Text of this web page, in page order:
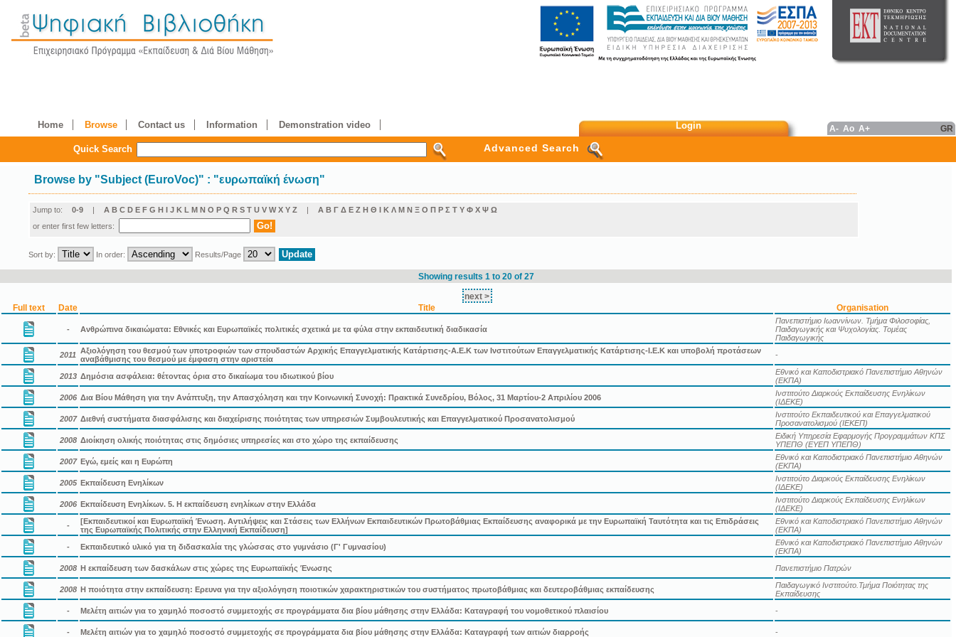
Home Browse Contact us Information Demonstration video Login A- Ao A+ GR
Quick Search Advanced Search
Browse by "Subject (EuroVoc)" : "ευρωπαϊκή ένωση"
Jump to: 0-9 | A B C D E F G H I J K L M N O P Q R S T U V W X Y Z | Α Β Γ Δ Ε Ζ Η Θ Ι Κ Λ Μ Ν Ξ Ο Π Ρ Σ Τ Υ Φ Χ Ψ Ω
or enter first few letters:
Sort by: In order: Results/Page
Showing results 1 to 20 of 27
next >
Full text
Date Title Organisation
- Ανθρώπινα δικαιώματα: Εθνικές και Ευρωπαϊκές πολιτικές σχετικά με τα φύλα στην εκπαιδευτική διαδικασία
Πανεπιστήμιο Ιωαννίνων. Τμήμα Φιλοσοφίας,
Παιδαγωγικής και Ψυχολογίας. Τομέας
Παιδαγωγικής
2011 Αξιολόγηση του θεσμού των υποτροφιών των σπουδαστών Αρχικής Επαγγελματικής Κατάρτισης-Α.Ε.Κ των Ινστιτούτων Επαγγελματικής Κατάρτισης-Ι.Ε.Κ και υποβολή προτάσεων
αναβάθμισης του θεσμού με έμφαση στην αριστεία
-
2013 Δημόσια ασφάλεια: θέτοντας όρια στο δικαίωμα του ιδιωτικού βίου
Εθνικό και Καποδιστριακό Πανεπιστήμιο Αθηνών
(ΕΚΠΑ)
2006 Δια Βίου Μάθηση για την Ανάπτυξη, την Απασχόληση και την Κοινωνική Συνοχή: Πρακτικά Συνεδρίου, Βόλος, 31 Μαρτίου-2 Απριλίου 2006
Ινστιτούτο Διαρκούς Εκπαίδευσης Ενηλίκων
(ΙΔΕΚΕ)
2007 Διεθνή συστήματα διασφάλισης και διαχείρισης ποιότητας των υπηρεσιών Συμβουλευτικής και Επαγγελματικού Προσανατολισμού
Ινστιτούτο Εκπαιδευτικού και Επαγγελματικού
Προσανατολισμού (ΙΕΚΕΠ)
2008 Διοίκηση ολικής ποιότητας στις δημόσιες υπηρεσίες και στο χώρο της εκπαίδευσης
Ειδική Υπηρεσία Εφαρμογής Προγραμμάτων ΚΠΣ
ΥΠΕΠΘ (ΕΥΕΠ ΥΠΕΠΘ)
2007 Εγώ, εμείς και η Ευρώπη
Εθνικό και Καποδιστριακό Πανεπιστήμιο Αθηνών
(ΕΚΠΑ)
2005 Εκπαίδευση Ενηλίκων
Ινστιτούτο Διαρκούς Εκπαίδευσης Ενηλίκων
(ΙΔΕΚΕ)
2006 Εκπαίδευση Ενηλίκων. 5. Η εκπαίδευση ενηλίκων στην Ελλάδα
Ινστιτούτο Διαρκούς Εκπαίδευσης Ενηλίκων
(ΙΔΕΚΕ)
-
[Εκπαιδευτικοί και Ευρωπαϊκή Ένωση. Αντιλήψεις και Στάσεις των Ελλήνων Εκπαιδευτικών Πρωτοβάθμιας Εκπαίδευσης αναφορικά με την Ευρωπαϊκή Ταυτότητα και τις Επιδράσεις
της Ευρωπαϊκής Πολιτικής στην Ελληνική Εκπαίδευση]
Εθνικό και Καποδιστριακό Πανεπιστήμιο Αθηνών
(ΕΚΠΑ)
-
Εκπαιδευτικό υλικό για τη διδασκαλία της γλώσσας στο γυμνάσιο (Γ' Γυμνασίου)
Εθνικό και Καποδιστριακό Πανεπιστήμιο Αθηνών
(ΕΚΠΑ)
2008 Η εκπαίδευση των δασκάλων στις χώρες της Ευρωπαϊκής Ένωσης Πανεπιστήμιο Πατρών
2008 Η ποιότητα στην εκπαίδευση: Ερευνα για την αξιολόγηση ποιοτικών χαρακτηριστικών του συστήματος πρωτοβάθμιας και δευτεροβάθμιας εκπαίδευσης
Παιδαγωγικό Ινστιτούτο.Τμήμα Ποιότητας της
Εκπαίδευσης
-
Μελέτη αιτιών για το χαμηλό ποσοστό συμμετοχής σε προγράμματα δια βίου μάθησης στην Ελλάδα: Καταγραφή του νομοθετικού πλαισίου -
- Μελέτη αιτιών για το χαμηλό ποσοστό συμμετοχής σε προγράμματα δια βίου μάθησης στην Ελλάδα: Καταγραφή των αιτιών διαρροής -